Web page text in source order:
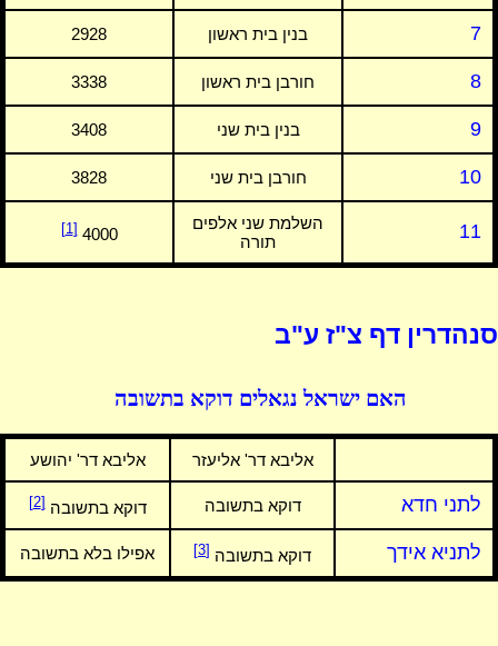
7 בנין בית ראשון 2928
8 חורבן בית ראשון 3338
9 בנין בית שני 3408
10 חורבן בית שני 3828
11
השלמת שני אלפים
תורה
4000
[1]
סנהדרין דף צ"ז ע"ב
האם ישראל נגאלים דוקא בתשובה
אליבא דר' אליעזר אליבא דר' יהושע
לתני חדא דוקא בתשובה דוקא בתשובה[2]
לתניא אידך דוקא בתשובה [3] אפילו בלא בתשובה